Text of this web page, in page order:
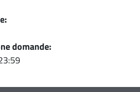
domande: